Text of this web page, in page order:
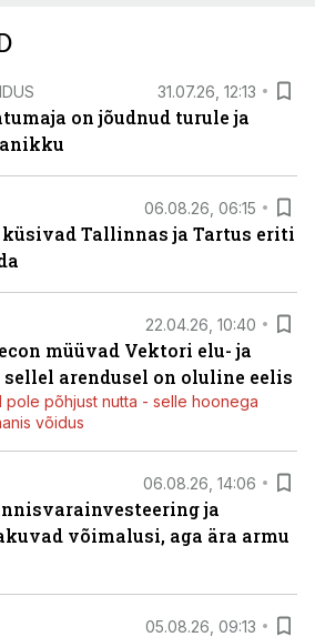
31.07.26, 12:13
on jõudnud turule ja
06.08.26, 06:15
Tallinnas ja Tartus eriti
22.04.26, 10:40
müüvad Vektori elu- ja
arendusel on oluline eelis
pole põhjust nutta - selle hoonega
võidus
06.08.26, 14:06
ja
võimalusi, aga ära armu
05.08.26, 09:13